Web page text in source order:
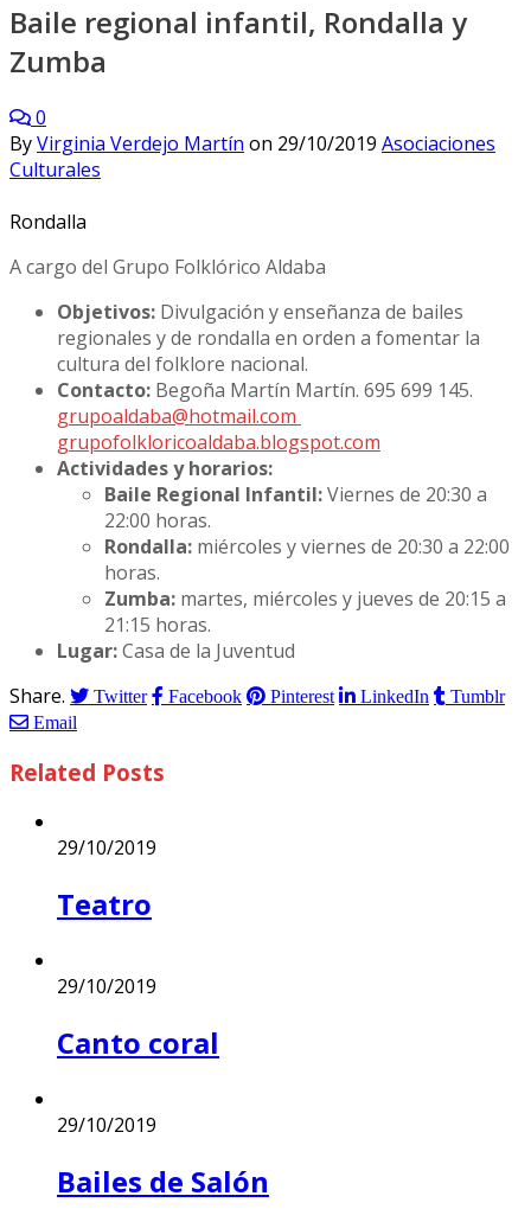
Baile regional infantil, Rondalla y
Zumba
0
ByVirginia Verdejo Martín on 29/10/2019 Asociaciones
Culturales
Rondalla
A cargo del Grupo Folklórico Aldaba
Objetivos: Divulgación y enseñanza de bailes
regionales y de rondalla en orden a fomentar la
cultura del folklore nacional.
Contacto: Begoña Martín Martín. 695 699 145.
grupoaldaba@hotmail.com
grupofolkloricoaldaba.blogspot.com
Actividades y horarios:
Baile Regional Infantil:Viernes de 20:30 a
22:00 horas.
Rondalla: miércoles y viernes de 20:30 a 22:00
horas.
Zumba: martes, miércoles y jueves de 20:15 a
21:15 horas.
Lugar:Casa de la Juventud
Share.
Twitter Facebook Pinterest LinkedIn
Tumblr
Email
Related Posts
29/10/2019
Teatro
29/10/2019
Canto coral
29/10/2019
Bailes de Salón